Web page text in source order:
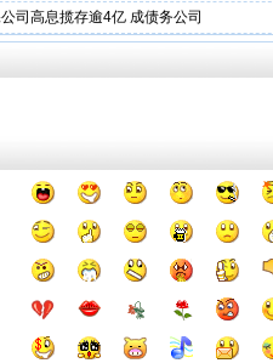
司高息揽存逾4亿 成债务公司